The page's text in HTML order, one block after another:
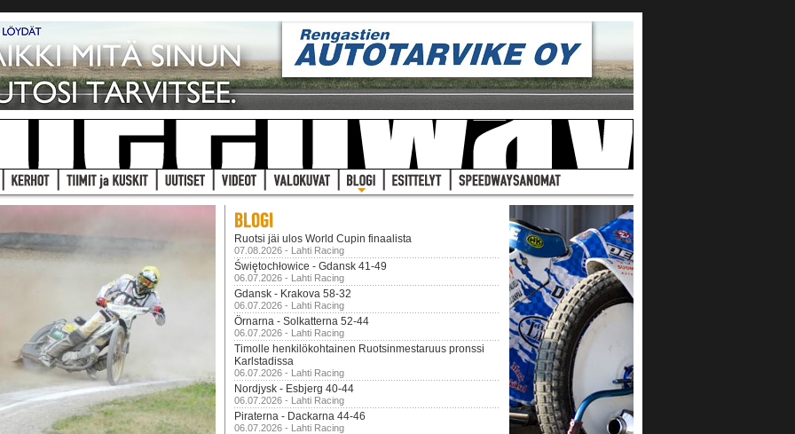
Ruotsi jäi ulos World Cupin finaalista
07.08.2026 - Lahti Racing
Świętochłowice - Gdansk 41-49
06.07.2026 - Lahti Racing
Gdansk - Krakova 58-32
06.07.2026 - Lahti Racing
Örnarna - Solkatterna 52-44
06.07.2026 - Lahti Racing
Timolle henkilökohtainen Ruotsinmestaruus pronssi
Karlstadissa
06.07.2026 - Lahti Racing
Nordjysk - Esbjerg 40-44
06.07.2026 - Lahti Racing
Piraterna - Dackarna 44-46
06.07.2026 - Lahti Racing